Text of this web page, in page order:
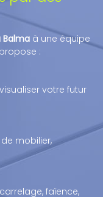
à une équipe
:
votre futur
mobilier,
faïence,